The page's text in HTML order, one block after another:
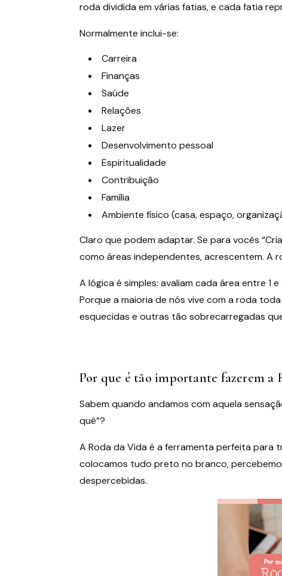
roda dividida em várias fatias, e cada fatia
Normalmente inclui-se:
Carreira
Finanças
Saúde
Relações
Lazer
Desenvolvimento pessoal
Espiritualidade
Contribuição
Família
Ambiente físico (casa, espaço,
Claro que podem adaptar. Se para vocês
como áreas independentes, acrescentem. A
A lógica é simples: avaliam cada área entre 1
Porque a maioria de nós vive com a roda
esquecidas e outras tão sobrecarregadas
Por que é tão importante fazerem a
Sabem quando andamos com aquela
quê”?
A Roda da Vida é a ferramenta perfeita para
colocamos tudo preto no branco,
despercebidas.